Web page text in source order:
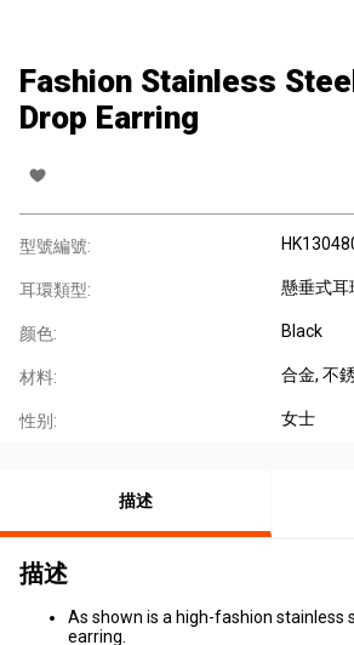
Fashion Stainless
Drop Earring
型號編號:
耳環類型: 懸垂式耳
颜色: Black
材料: 合金, 不
性别: 女士
描述
描述
As shown is a high-fashion stainless
earring.